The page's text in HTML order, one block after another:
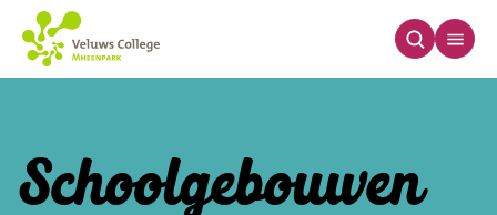
Schoolgebouwen
Schoolgebouwen